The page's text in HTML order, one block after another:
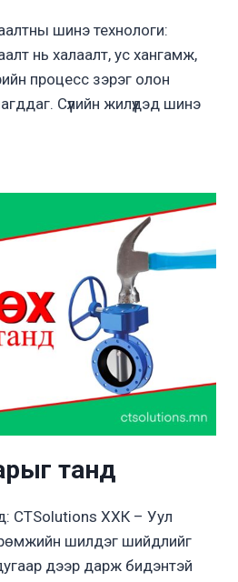
шинэ технологи:
нь халаалт, ус хангамж,
процесс зэрэг олон
Сүүлийн жилүүдэд шинэ
танд
CTSolutions ХХК – Уул
шилдэг шийдлийг
дээр дарж бидэнтэй